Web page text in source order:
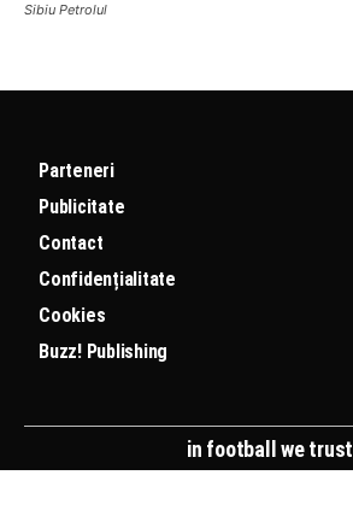
Sibiu Petrolul
Parteneri
Publicitate
Contact
Confidențialitate
Cookies
Buzz! Publishing
in football we trust